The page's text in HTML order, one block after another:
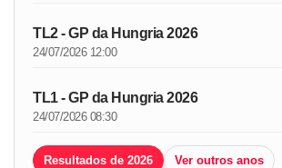
TL2 - GP da Hungria 2026
24/07/2026 12:00
TL1 - GP da Hungria 2026
24/07/2026 08:30
Resultados de 2026 Ver outros anos